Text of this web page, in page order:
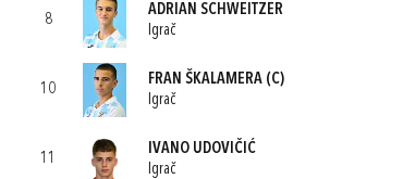
8
ADRIAN SCHWEITZER
Igrač
10
FRAN ŠKALAMERA (C)
Igrač
11
IVANO UDOVIČIĆ
Igrač